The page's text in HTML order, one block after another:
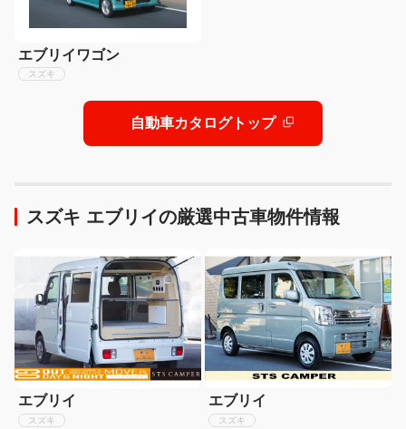
エブリイワゴン
スズキ
自動車カタログトップ
スズキ エブリイの厳選中古車物件情報
エブリイ
スズキ
エブリイ
スズキ